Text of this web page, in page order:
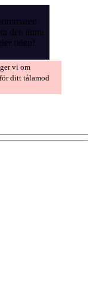
den ännu
tiden!
vi om
ditt tålamod